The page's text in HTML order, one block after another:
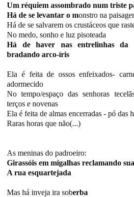
Um réquiem assombrado num triste
Há de se levantar o monstro na
Há de se salvarem os crustáceos que
No medo, sonho e luz pisoteada
Há de haver nas entrelinhas da
bradando arco-íris
Ela é feita de ossos enfeixados-
adormecido
No tempo/espaço das senhoras
terços e novenas
Ela é feita de almas encerradas - pó das
Raras horas que não(...)
As meninas do padroeiro:
Girassóis em migalhas reclamando
A rua esquartejada
Mas há inveja ira soberba